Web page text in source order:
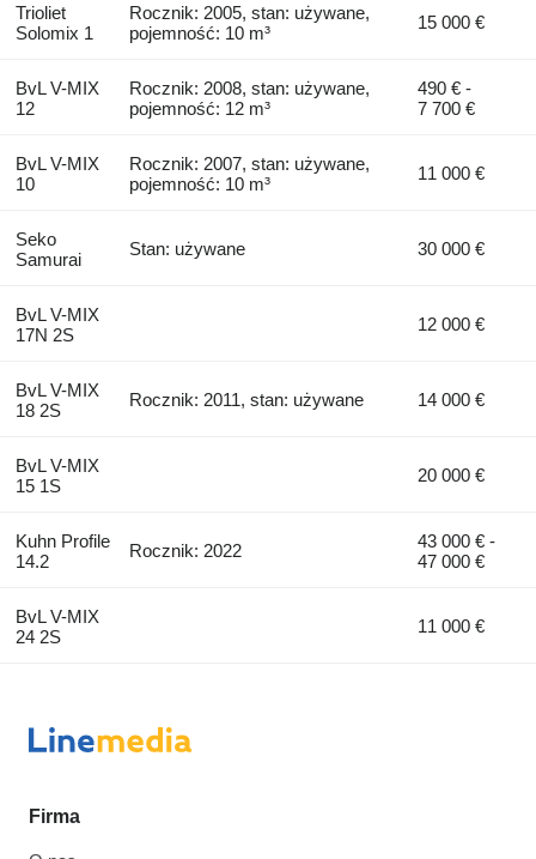
Trioliet
Solomix 1
Rocznik: 2005, stan: używane,
pojemność: 10 m³
15 000 €
BvL V-MIX
12
Rocznik: 2008, stan: używane,
pojemność: 12 m³
490 € -
7 700 €
BvL V-MIX
10
Rocznik: 2007, stan: używane,
pojemność: 10 m³
11 000 €
Seko
Samurai
Stan: używane 30 000 €
BvL V-MIX
17N 2S
12 000 €
BvL V-MIX
18 2S
Rocznik: 2011, stan: używane 14 000 €
BvL V-MIX
15 1S
20 000 €
Kuhn Profile
14.2
Rocznik: 2022
43 000 € -
47 000 €
BvL V-MIX
24 2S
11 000 €
Firma